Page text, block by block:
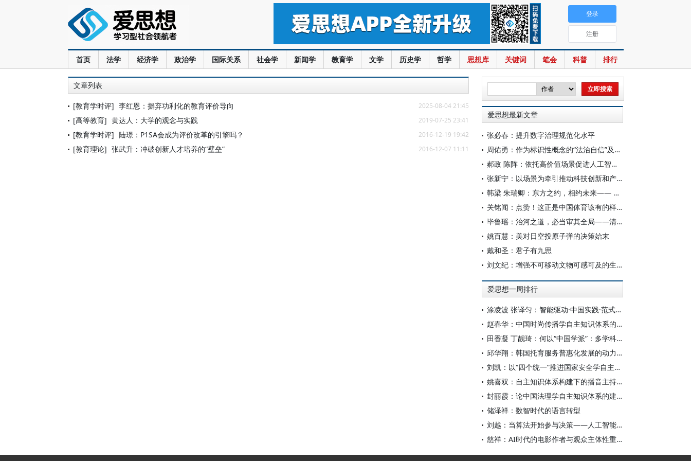
首页 法学 经济学 政治学 国际关系 社会学 新闻学 教育学 文学 历史学 哲学 思想库 关键词 笔会 科普 排行
登录
注册
文章列表
[教育学时评] 李红恩：摒弃功利化的教育评价导向 2025-08-04 21:45
[高等教育] 黄达人：大学的观念与实践 2019-07-25 23:41
[教育学时评] 陆璟：P1SA会成为评价改革的引擎吗？ 2016-12-19 19:42
[教育理论] 张武升：冲破创新人才培养的“壁垒” 2016-12-07 11:11
爱思想最新文章
张必春：提升数字治理规范化水平
周佑勇：作为标识性概念的“法治自信”及其时代意蕴
郝政 陈阵：依托高价值场景促进人工智能高质量数据集建设
张新宁：以场景为牵引推动科技创新和产业创新深度融合
韩梁 朱瑞卿：东方之约，相约未来—— 中国元首外交的世界情怀与大国气派
关铭闻：点赞！这正是中国体育该有的样子
毕鲁瑶：治河之道，必当审其全局——清代靳辅的治水理念与实践
姚百慧：美对日空投原子弹的决策始末
戴和圣：君子有九思
刘文纪：增强不可移动文物可感可及的生命力
爱思想一周排行
涂凌波 张译匀：智能驱动·中国实践·范式创新：“构建中国新闻传播学自主知识体系”专题研讨会综述
赵春华：中国时尚传播学自主知识体系的内在逻辑与实践路径
田香凝 丁靓琦：何以“中国学派”：多学科视野下中国特色新闻传播学建设的研究
邱华翔：韩国托育服务普惠化发展的动力机制、制度路径与政策效应
刘凯：以“四个统一”推进国家安全学自主知识体系构建
姚喜双：自主知识体系构建下的播音主持高等专业教育研究
封丽霞：论中国法理学自主知识体系的建构
储泽祥：数智时代的语言转型
刘越：当算法开始参与决策——人工智能重塑全球治理的底层逻辑
慈祥：AI时代的电影作者与观众主体性重构